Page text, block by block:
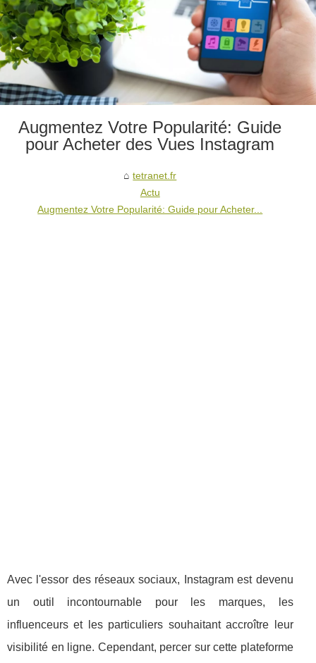
Augmentez Votre Popularité: Guide
pour Acheter des Vues Instagram
tetranet.fr
Actu
Augmentez Votre Popularité: Guide pour Acheter...
Avec l'essor des réseaux sociaux, Instagram est devenu
un outil incontournable pour les marques, les
influenceurs et les particuliers souhaitant accroître leur
visibilité en ligne. Cependant, percer sur cette plateforme